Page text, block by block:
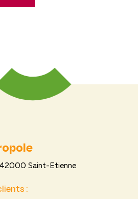
Saint-Etienne
: